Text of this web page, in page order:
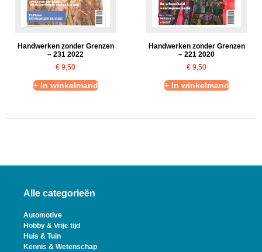
Handwerken zonder Grenzen
– 231 2022
€ 9,50
+ In winkelmand
Handwerken zonder Grenzen
– 221 2020
€ 9,50
+ In winkelmand
Alle categorieën
Automotive
Hobby & Vrije tijd
Huis & Tuin
Kennis & Wetenschap